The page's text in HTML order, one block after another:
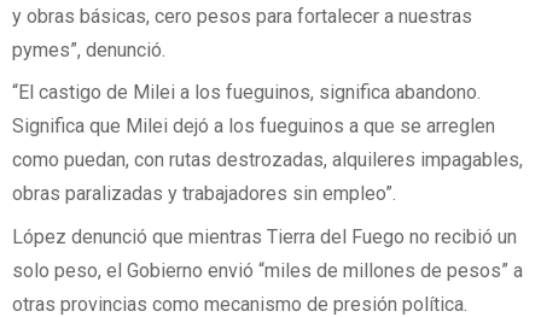
y obras básicas, cero pesos para fortalecer a nuestras
pymes”, denunció.
“El castigo de Milei a los fueguinos, significa abandono.
Significa que Milei dejó a los fueguinos a que se arreglen
como puedan, con rutas destrozadas, alquileres impagables,
obras paralizadas y trabajadores sin empleo”.
López denunció que mientras Tierra del Fuego no recibió un
solo peso, el Gobierno envió “miles de millones de pesos” a
otras provincias como mecanismo de presión política.